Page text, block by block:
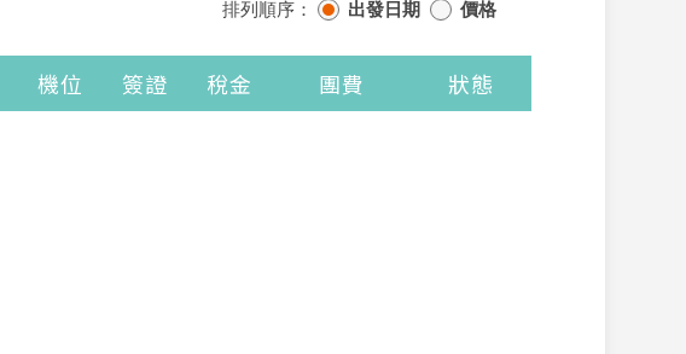
排列順序： 出發日期 價格
機位 簽證 稅金 團費 狀態